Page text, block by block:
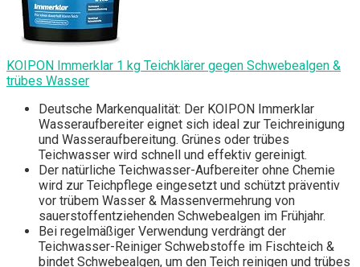
KOIPON Immerklar 1 kg Teichklärer gegen Schwebealgen &
trübes Wasser
Deutsche Markenqualität: Der KOIPON Immerklar
Wasseraufbereiter eignet sich ideal zur Teichreinigung
und Wasseraufbereitung. Grünes oder trübes
Teichwasser wird schnell und effektiv gereinigt.
Der natürliche Teichwasser-Aufbereiter ohne Chemie
wird zur Teichpflege eingesetzt und schützt präventiv
vor trübem Wasser & Massenvermehrung von
sauerstoffentziehenden Schwebealgen im Frühjahr.
Bei regelmäßiger Verwendung verdrängt der
Teichwasser-Reiniger Schwebstoffe im Fischteich &
bindet Schwebealgen, um den Teich reinigen und trübes